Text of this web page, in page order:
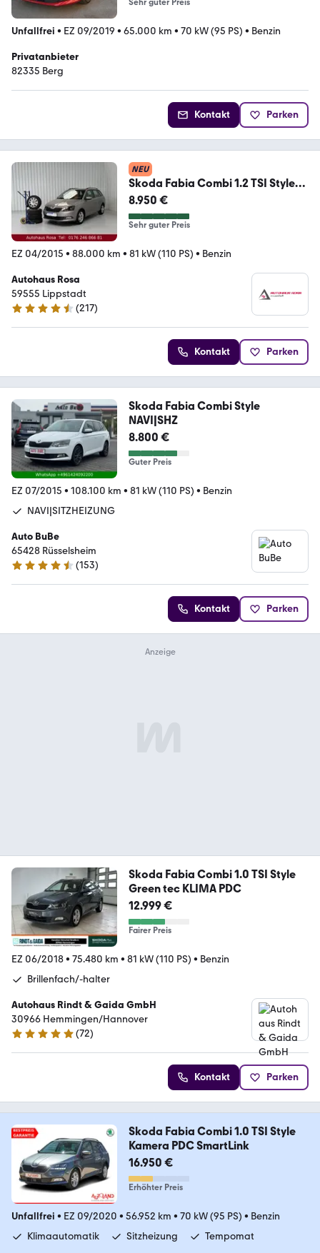
Sehr guter Preis
Unfallfrei • EZ 09/2019 • 65.000 km • 70 kW (95 PS) • Benzin
Privatanbieter
82335 Berg
Kontakt Parken
NEU
Skoda Fabia Combi 1.2 TSI Style
1.Hand
8.950 €
Sehr guter Preis
EZ 04/2015 • 88.000 km • 81 kW (110 PS) • Benzin
Autohaus Rosa
59555 Lippstadt
4.7 Sterne
(217)
Kontakt Parken
Skoda Fabia Combi Style
NAVI|SHZ
8.800 €
Guter Preis
EZ 07/2015 • 108.100 km • 81 kW (110 PS) • Benzin
NAVI|SITZHEIZUNG
Auto BuBe
65428 ­­­Rüsselsheim
4.7 Sterne
(153)
Kontakt Parken
Skoda Fabia Combi 1.0 TSI Style
Green tec KLIMA PDC
12.999 €
Fairer Preis
EZ 06/2018• 75.480 km • 81 kW (110 PS) • Benzin
Brillenfach/-halter
Autohaus Rindt & Gaida GmbH
30966 Hemmingen/Hannover
4.8 Sterne
(72)
Kontakt Parken
Skoda Fabia Combi 1.0 TSI Style
Kamera PDC SmartLink
16.950 €
Erhöhter Preis
Unfallfrei • EZ 09/2020 • 56.952 km • 70 kW (95 PS) • Benzin
Klimaautomatik
Sitzheizung Tempomat